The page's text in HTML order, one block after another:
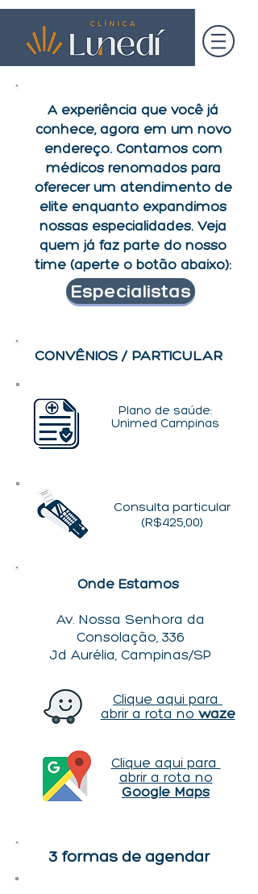
A experiência que você já
conhece, agora em um novo
endereço. Contamos com
médicos renomados para
oferecer um atendimento de
elite enquanto expandimos
nossas especialidades. Veja
quem já faz parte do nosso
time (aperte o botão abaixo):
Especialistas
CONVÊNIOS / PARTICULAR
Plano de saúde:
Unimed Campinas
Consulta particular
(R$425,00)
Onde Estamos
Av. Nossa Senhora da
Consolação, 336
Jd Aurélia, Campinas/SP
Clique aqui para
abrir a rota no waze
Clique aqui para
abrir a rota no
Google Maps
3 formas de agendar